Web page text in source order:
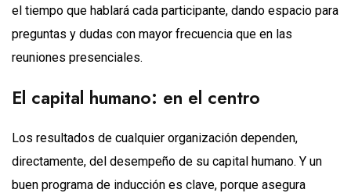
el tiempo que hablará cada participante, dando espacio para
preguntas y dudas con mayor frecuencia que en las
reuniones presenciales.
El capital humano: en el centro
Los resultados de cualquier organización dependen,
directamente, del desempeño de su capital humano. Y un
buen programa de inducción es clave, porque asegura